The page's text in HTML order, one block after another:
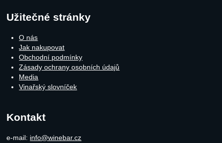
Užitečné stránky
O nás
Jak nakupovat
Obchodní podmínky
Zásady ochrany osobních údajů
Media
Vinařský slovníček
Kontakt
e-mail: info@winebar.cz